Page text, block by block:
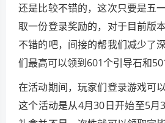
还是比较不错的，这次只要是五
取一份登录奖励的，对于目前版
不错的吧，间接的帮我们减少了
们最高可以领到601个引导石和
在活动期间，玩家们登录游戏可
这个活动是从4月30日开始至5月